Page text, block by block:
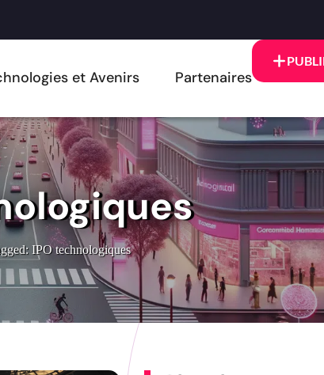
et Avenirs Partenaires
IPO technologiques